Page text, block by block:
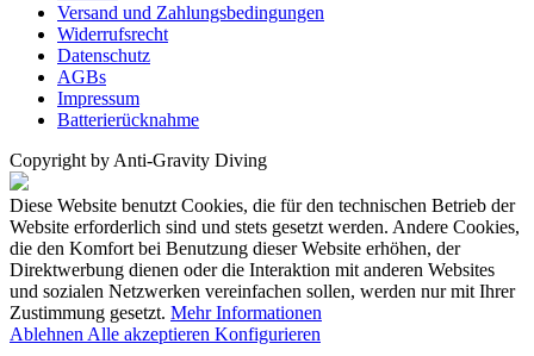
Versand und Zahlungsbedingungen
Widerrufsrecht
Datenschutz
AGBs
Impressum
Batterierücknahme
Copyright by Anti-Gravity Diving
Diese Website benutzt Cookies, die für den technischen Betrieb der
Website erforderlich sind und stets gesetzt werden. Andere Cookies,
die den Komfort bei Benutzung dieser Website erhöhen, der
Direktwerbung dienen oder die Interaktion mit anderen Websites
und sozialen Netzwerken vereinfachen sollen, werden nur mit Ihrer
Zustimmung gesetzt. Mehr Informationen
Ablehnen Alle akzeptieren Konfigurieren